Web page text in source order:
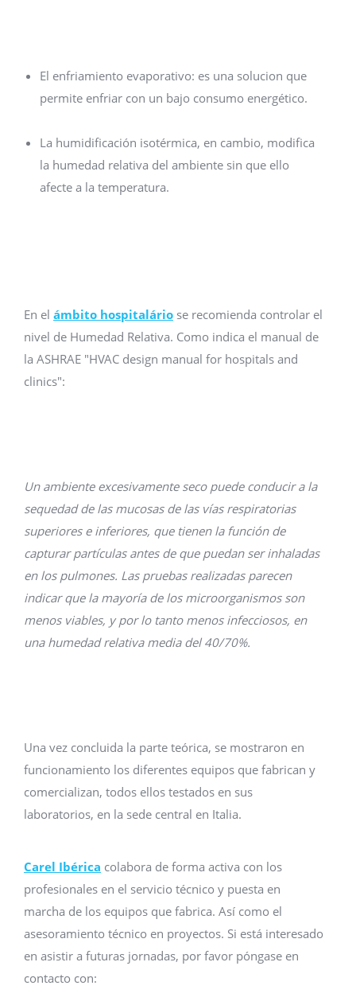
El enfriamiento evaporativo: es una solucion que
permite enfriar con un bajo consumo energético.
La humidificación isotérmica, en cambio, modifica
la humedad relativa del ambiente sin que ello
afecte a la temperatura.
En el ámbito hospitalário se recomienda controlar el
nivel de Humedad Relativa. Como indica el manual de
la ASHRAE "HVAC design manual for hospitals and
clinics":
Un ambiente excesivamente seco puede conducir a la
sequedad de las mucosas de las vías respiratorias
superiores e inferiores, que tienen la función de
capturar partículas antes de que puedan ser inhaladas
en los pulmones. Las pruebas realizadas parecen
indicar que la mayoría de los microorganismos son
menos viables, y por lo tanto menos infecciosos, en
una humedad relativa media del 40/70%.
Una vez concluida la parte teórica, se mostraron en
funcionamiento los diferentes equipos que fabrican y
comercializan, todos ellos testados en sus
laboratorios, en la sede central en Italia.
Carel Ibérica colabora de forma activa con los
profesionales en el servicio técnico y puesta en
marcha de los equipos que fabrica. Así como el
asesoramiento técnico en proyectos. Si está interesado
en asistir a futuras jornadas, por favor póngase en
contacto con: